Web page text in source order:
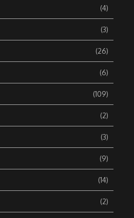
(4)
(3)
(26)
(6)
(109)
(2)
(3)
(9)
(14)
(2)